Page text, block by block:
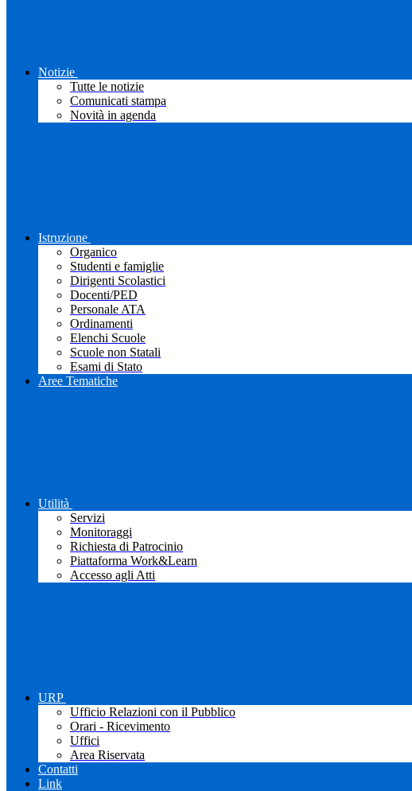
Notizie
Tutte le notizie
Comunicati stampa
Novità in agenda
Istruzione
Organico
Studenti e famiglie
Dirigenti Scolastici
Docenti/PED
Personale ATA
Ordinamenti
Elenchi Scuole
Scuole non Statali
Esami di Stato
Aree Tematiche
Utilità
Servizi
Monitoraggi
Richiesta di Patrocinio
Piattaforma Work&Learn
Accesso agli Atti
URP
Ufficio Relazioni con il Pubblico
Orari - Ricevimento
Uffici
Area Riservata
Contatti
Link